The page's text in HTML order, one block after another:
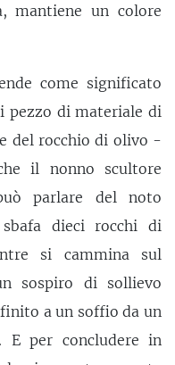
mantiene un colore
come significato
pezzo di materiale di
del rocchio di olivo -
il nonno scultore
parlare del noto
dieci rocchi di
si cammina sul
sospiro di sollievo
a un soffio da un
E per concludere in